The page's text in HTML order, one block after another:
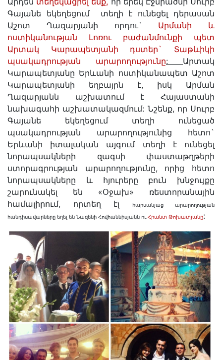
Գայանե եկեղեցում տեղի է ունեցել դերասան
Աշոտ Ղազարյանի որդու` Արմանի և
ոստիկանության Լոռու բաժանմունքի պետ
Արտակ Կարապետյանի դստեր` Տաթևիկի
պսակադրության արարողությունը: Արտակ
Կարապետյանը Երևանի ոստիկանապետ Աշոտ
Կարապետյանի եղբայրն է, իսկ Արման
Ղազարյանն աշխատում է Հայաստանի
նախագահի աշխատակազմում: Նշենք, որ Սուրբ
Գայանե եկեղեցում տեղի ունեցած
պսակադրության արարողությունից հետո`
Երևանի իտալական այգում տեղի է ունեցել
նորապսակների զագսի փաստաթղթերի
ստորագրության արարողությունը, որից հետո
նորապսակները և հյուրերը բուն խնջույքը
շարունակել են «Օջախ» ռեստորանային
համալիրում, որտեղ էլ
հարսանյաց արարողության
հանդիսավարները եղել են Նազենի Հովհաննիսյանն ու Հրանտ Թոխատյանը: